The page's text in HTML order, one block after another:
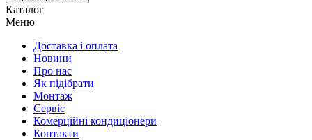
Каталог
Меню
Доставка і оплата
Новини
Про нас
Як підібрати
Монтаж
Сервіс
Комерційні кондиціонери
Контакти